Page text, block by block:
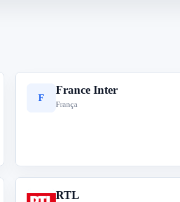
F
France Inter
França
RTL